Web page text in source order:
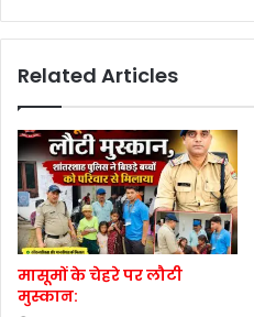
Related Articles
मासूमों के चेहरे पर लौटी
मुस्कान: